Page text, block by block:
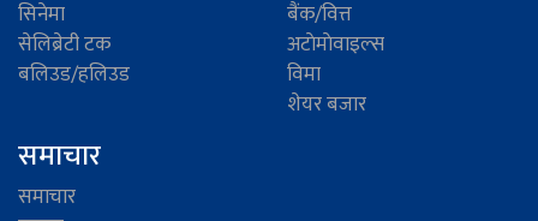
सिनेमा
सेलिब्रेटी टक
बलिउड/हलिउड
बैंक/वित्त
अटाेमाेवाइल्स
विमा
शेयर बजार
समाचार
समाचार